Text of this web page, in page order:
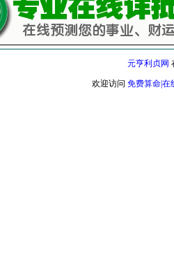
元亨利贞网
欢迎访问 免费算命|在